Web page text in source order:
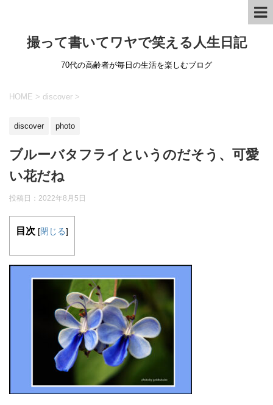
撮って書いてワヤで笑える人生日記
70代の高齢者が毎日の生活を楽しむブログ
HOME > discover >
discover photo
ブルーバタフライというのだそう、可愛
い花だね
投稿日： 2022年8月5日
目次 [閉じる]